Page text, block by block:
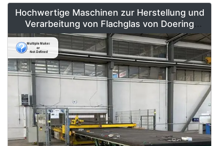
Hochwertige Maschinen zur Herstellung und
Verarbeitung von Flachglas von Doering
Radeburg – Weltweit erhältlich